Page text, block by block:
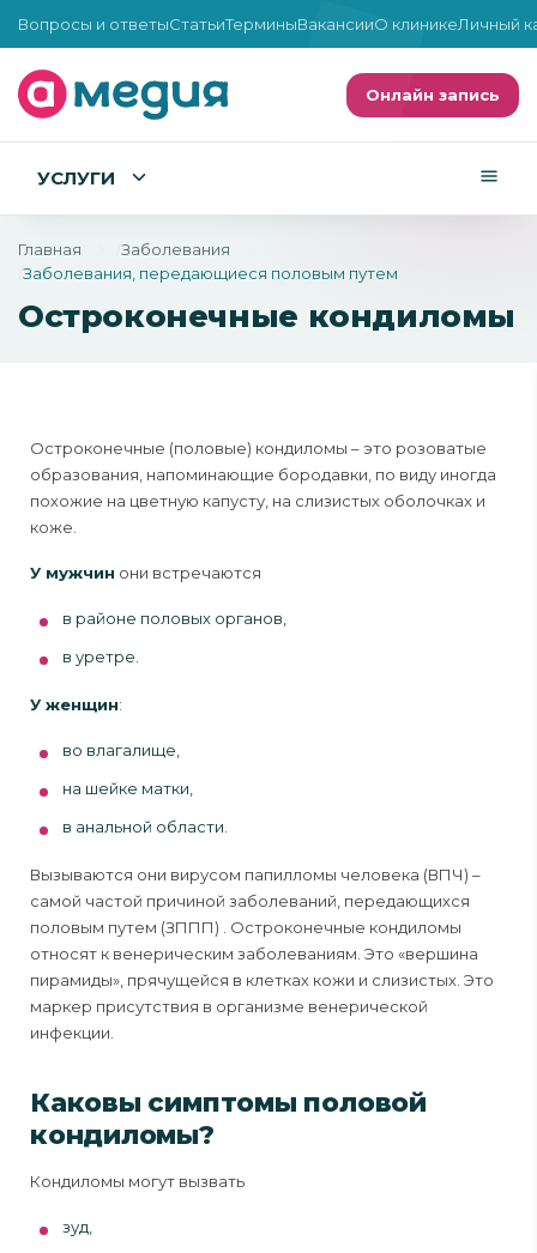
Вопросы и ответыСтатьиТерминыВакансииО клиникеЛичный
Онлайн запись
УСЛУГИ
Главная
Заболевания
Заболевания, передающиеся половым путем
Остроконечные кондиломы
Остроконечные (половые) кондиломы – это розоватые
образования, напоминающие бородавки, по виду иногда
похожие на цветную капусту, на слизистых оболочках и
коже.
У мужчин они встречаются
в районе половых органов,
в уретре.
У женщин:
во влагалище,
на шейке матки,
в анальной области.
Вызываются они вирусом папилломы человека (ВПЧ) –
самой частой причиной заболеваний, передающихся
половым путем (ЗППП) . Остроконечные кондиломы
относят к венерическим заболеваниям. Это «вершина
пирамиды», прячущейся в клетках кожи и слизистых. Это
маркер присутствия в организме венерической
инфекции.
Каковы симптомы половой
кондиломы?
Кондиломы могут вызвать
зуд,